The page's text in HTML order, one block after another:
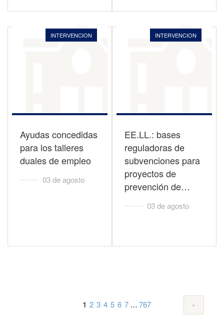
INTERVENCION
Ayudas concedidas
para los talleres
duales de empleo
03 de agosto
INTERVENCION
EE.LL.: bases
reguladoras de
subvenciones para
proyectos de
prevención de…
03 de agosto
1 2 3 4 5 6 7 ...767